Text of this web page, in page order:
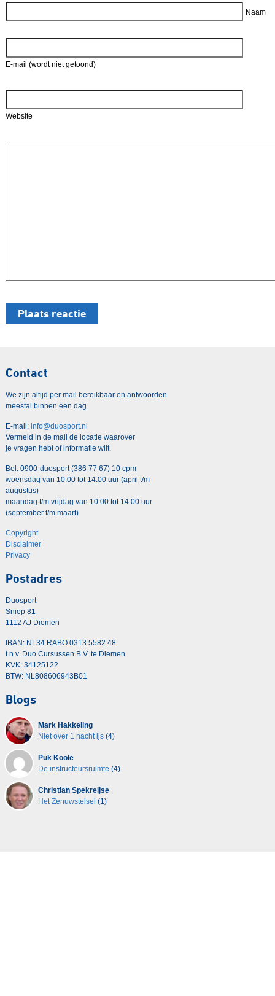
Naam
E-mail (wordt niet getoond)
Website
Contact
We zijn altijd per mail bereikbaar en antwoorden
meestal binnen een dag.
E-mail: info@duosport.nl
Vermeld in de mail de locatie waarover
je vragen hebt of informatie wilt.
Bel: 0900-duosport (386 77 67) 10 cpm
woensdag van 10:00 tot 14:00 uur (april t/m
augustus)
maandag t/m vrijdag van 10:00 tot 14:00 uur
(september t/m maart)
Copyright
Disclaimer
Privacy
Postadres
Duosport
Sniep 81
1112 AJ Diemen
IBAN: NL34 RABO 0313 5582 48
t.n.v. Duo Cursussen B.V. te Diemen
KVK: 34125122
BTW: NL808606943B01
Blogs
Mark Hakkeling
Niet over 1 nacht ijs(4)
Puk Koole
De instructeursruimte (4)
Christian Spekreijse
Het Zenuwstelsel (1)